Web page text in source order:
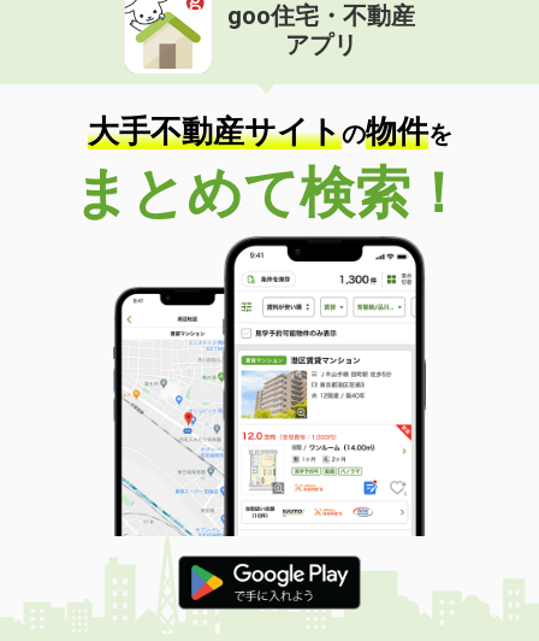
goo住宅・不動産
アプリ
大手不動産サイトの物件を
まとめて検索！